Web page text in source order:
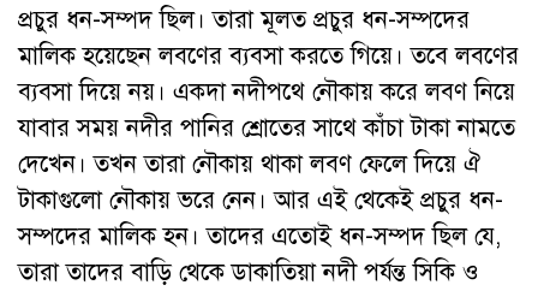
প্রচুর ধন-সম্পদ ছিল। তারা মূলত প্রচুর ধন-সম্পদের
মালিক হয়েছেন লবণের ব্যবসা করতে গিয়ে। তবে লবণের
ব্যবসা দিয়ে নয়। একদা নদীপথে নৌকায় করে লবণ নিয়ে
যাবার সময় নদীর পানির শ্রোতের সাথে কাঁচা টাকা নামতে
দেখেন। তখন তারা নৌকায় থাকা লবণ ফেলে দিয়ে ঐ
টাকাগুলো নৌকায় ভরে নেন। আর এই থেকেই প্রচুর ধন-
সম্পদের মালিক হন। তাদের এতোই ধন-সম্পদ ছিল যে,
তারা তাদের বাড়ি থেকে ডাকাতিয়া নদী পর্যন্ত সিকি ও